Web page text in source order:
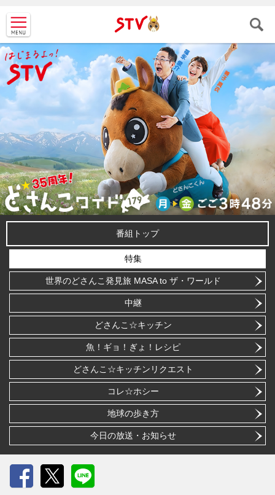
ＳＴＶ札
幌テレビ
番組トップ
特集
世界のどさんこ発見旅 MASA to ザ・ワールド
中継
どさんこ☆キッチン
魚！ギョ！ぎょ！レシピ
どさんこ☆キッチンリクエスト
コレ☆ホシー
地球の歩き方
今日の放送・お知らせ